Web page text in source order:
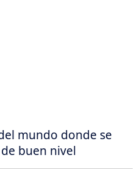
mundo donde se
buen nivel